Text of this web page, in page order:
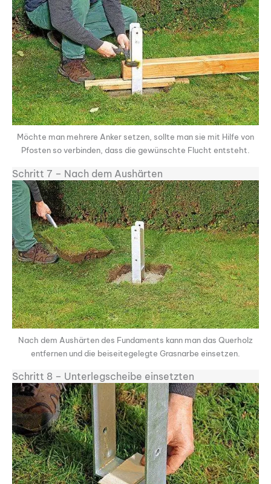
Möchte man mehrere Anker setzen, sollte man sie mit Hilfe von
Pfosten so verbinden, dass die gewünschte Flucht entsteht.
Schritt 7 – Nach dem Aushärten
Nach dem Aushärten des Fundaments kann man das Querholz
entfernen und die beiseite­gelegte Grasnarbe einsetzen.
Schritt 8 – Unterlegscheibe einsetzten